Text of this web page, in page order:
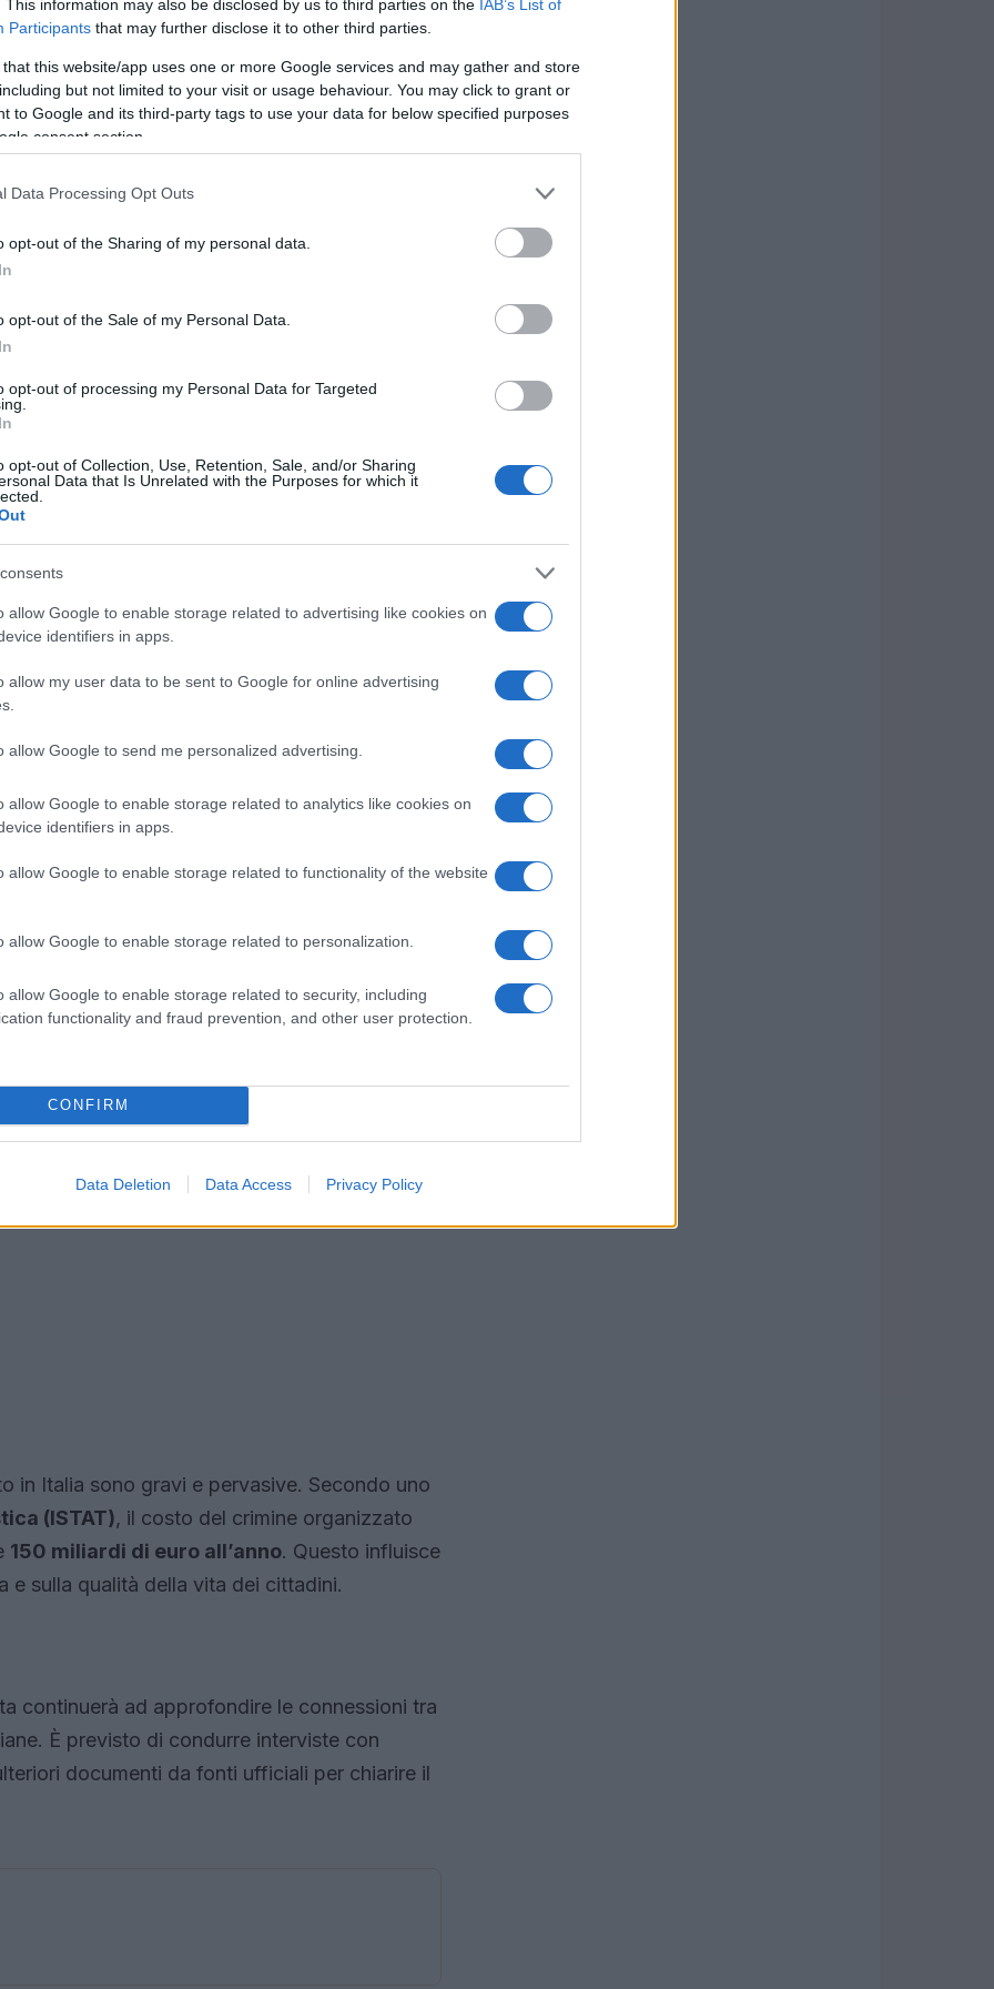
This information may also be disclosed by us to third parties on the IAB’s List of
Participants that may further disclose it to other third parties.
that this website/app uses one or more Google services and may gather and store
but not limited to your visit or usage behaviour. You may click to grant or
to Google and its third-party tags to use your data for below specified purposes
consent section.
Data Processing Opt Outs
opt-out of the Sharing of my personal data.
opt-out of the Sale of my Personal Data.
opt-out of processing my Personal Data for Targeted
opt-out of Collection, Use, Retention, Sale, and/or Sharing
Data that Is Unrelated with the Purposes for which it
allow Google to enable storage related to advertising like cookies on
identifiers in apps.
allow my user data to be sent to Google for online advertising
allow Google to send me personalized advertising.
allow Google to enable storage related to analytics like cookies on
identifiers in apps.
allow Google to enable storage related to functionality of the website
allow Google to enable storage related to personalization.
allow Google to enable storage related to security, including
functionality and fraud prevention, and other user protection.
CONFIRM
Data Deletion Data Access Privacy Policy
di rischio mafioso. Le intercettazioni
hanno portato alla luce reti di collusione tra
lavaggio di denaro
e l’intimidazione, queste
il loro potere. La
casi specifici di corruzione che
organizzato, spiccano nomi noti come
Nostra, e Vincenzo Macrì, un influente
illecite non solo danneggiano l’economia,
in Italia sono gravi e pervasive. Secondo uno
(ISTAT), il costo del crimine organizzato
150 miliardi di euro all’anno. Questo influisce
e sulla qualità della vita dei cittadini.
continuerà ad approfondire le connessioni tra
È previsto di condurre interviste con
documenti da fonti ufficiali per chiarire il